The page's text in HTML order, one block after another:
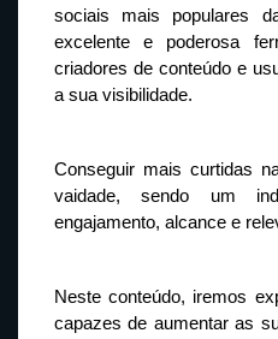
sociais mais populares
excelente e poderosa
criadores de conteúdo e
a sua visibilidade.
Conseguir mais curtidas
vaidade, sendo um
engajamento, alcance e
Neste conteúdo, iremos
capazes de aumentar as